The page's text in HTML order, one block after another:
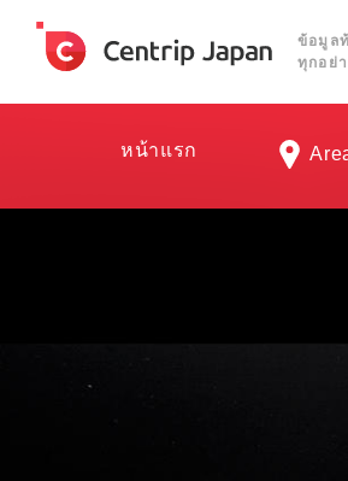
ข้อมูล
ทุกอย่
หน้าแรก